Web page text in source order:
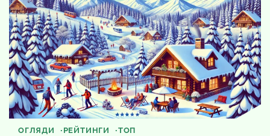
ОГЛЯДИ РЕЙТИНГИ ТОП